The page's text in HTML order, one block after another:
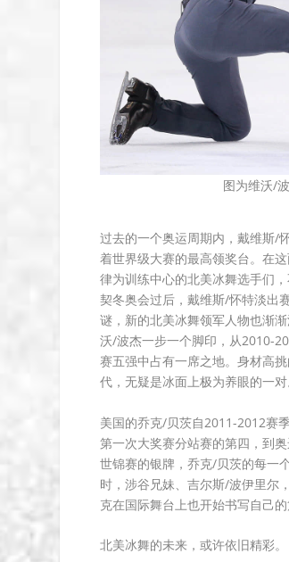
图为维沃/
过去的一个奥运周期内，戴维斯/
着世界级大赛的最高领奖台。在
律为训练中心的北美冰舞选手们
契冬奥会过后，戴维斯/怀特淡出
谜，新的北美冰舞领军人物也渐
沃/波杰一步一个脚印，从2010-
赛五强中占有一席之地。身材高
代，无疑是冰面上极为养眼的一对
美国的乔克/贝茨自2011-2012赛
第一次大奖赛分站赛的第四，到
世锦赛的银牌，乔克/贝茨的每一
时，涉谷兄妹、吉尔斯/波伊里尔
克在国际舞台上也开始书写自己的
北美冰舞的未来，或许依旧精彩。